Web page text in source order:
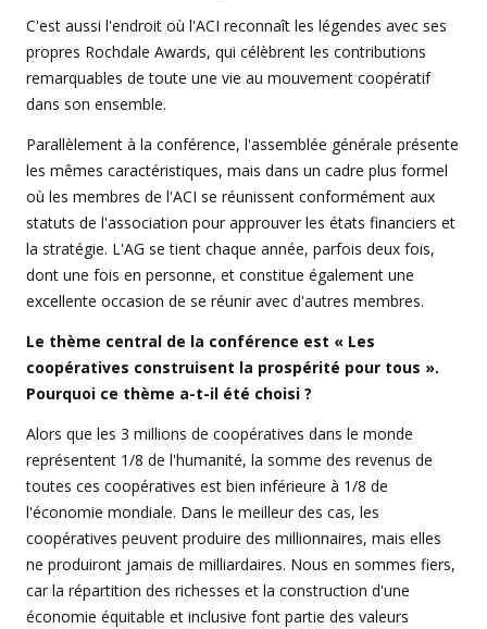
C'est aussi l'endroit où l'ACI reconnaît les légendes avec ses
propres Rochdale Awards, qui célèbrent les contributions
remarquables de toute une vie au mouvement coopératif
dans son ensemble.
Parallèlement à la conférence, l'assemblée générale présente
les mêmes caractéristiques, mais dans un cadre plus formel
où les membres de l'ACI se réunissent conformément aux
statuts de l'association pour approuver les états financiers et
la stratégie. L'AG se tient chaque année, parfois deux fois,
dont une fois en personne, et constitue également une
excellente occasion de se réunir avec d'autres membres.
Le thème central de la conférence est « Les
coopératives construisent la prospérité pour tous ».
Pourquoi ce thème a-t-il été choisi ?
Alors que les 3 millions de coopératives dans le monde
représentent 1/8 de l'humanité, la somme des revenus de
toutes ces coopératives est bien inférieure à 1/8 de
l'économie mondiale. Dans le meilleur des cas, les
coopératives peuvent produire des millionnaires, mais elles
ne produiront jamais de milliardaires. Nous en sommes fiers,
car la répartition des richesses et la construction d'une
économie équitable et inclusive font partie des valeurs